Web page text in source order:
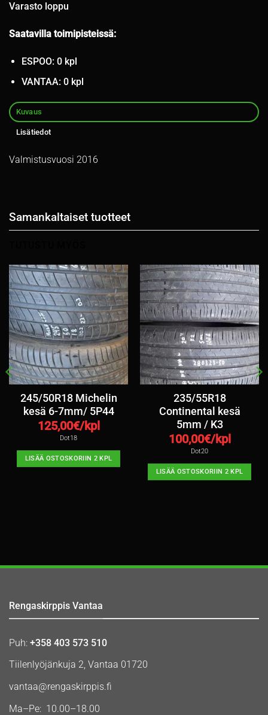
Varasto loppu
Saatavilla toimipisteissä:
ESPOO: 0 kpl
VANTAA: 0 kpl
Kuvaus
Lisätiedot
Valmistusvuosi 2016
Samankaltaiset tuotteet
245/50R18 Michelin
kesä 6-7mm/ 5P44
125,00€/kpl
Dot18
LISÄÄ OSTOSKORIIN 2 KPL
235/55R18
Continental kesä
5mm / K3
100,00€/kpl
Dot20
LISÄÄ OSTOSKORIIN 2 KPL
Rengaskirppis Vantaa
Puh: +358 403 573 510
Tiilenlyöjänkuja 2, Vantaa 01720
vantaa@rengaskirppis.fi
Ma–Pe: 10.00–18.00